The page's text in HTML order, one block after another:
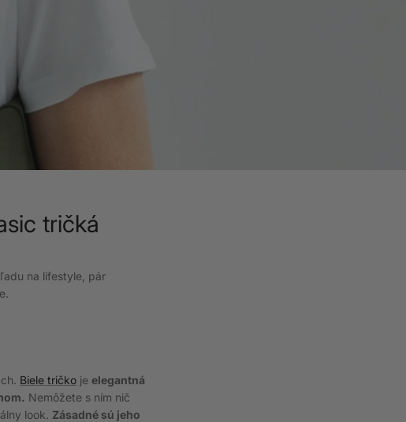
tričká
na lifestyle, pár
Biele tričko je elegantná
Nemôžete s ním nič
look. Zásadné sú jeho